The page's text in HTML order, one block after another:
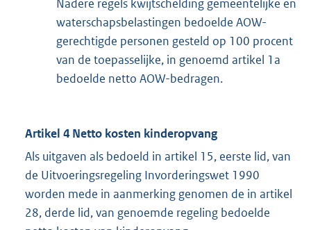
Nadere regels kwijtschelding gemeentelijke en
waterschapsbelastingen bedoelde AOW-
gerechtigde personen gesteld op 100 procent
van de toepasselijke, in genoemd artikel 1a
bedoelde netto AOW-bedragen.
Artikel 4 Netto kosten kinderopvang
Als uitgaven als bedoeld in artikel 15, eerste lid, van
de Uitvoeringsregeling Invorderingswet 1990
worden mede in aanmerking genomen de in artikel
28, derde lid, van genoemde regeling bedoelde